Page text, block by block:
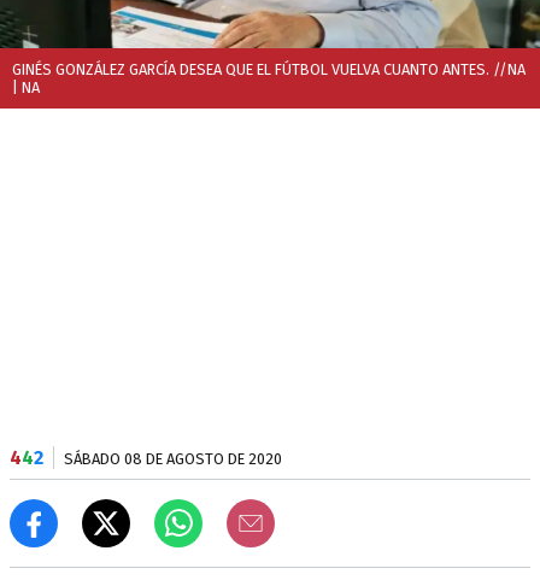
GINÉS GONZÁLEZ GARCÍA DESEA QUE EL FÚTBOL VUELVA CUANTO ANTES. //NA
| NA
442 SÁBADO 08 DE AGOSTO DE 2020